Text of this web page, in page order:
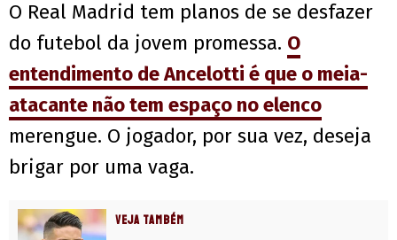
O Real Madrid tem planos de se desfazer
do futebol da jovem promessa. O
entendimento de Ancelotti é que o meia-
atacante não tem espaço no elenco
merengue. O jogador, por sua vez, deseja
brigar por uma vaga.
VEJA TAMBÉM